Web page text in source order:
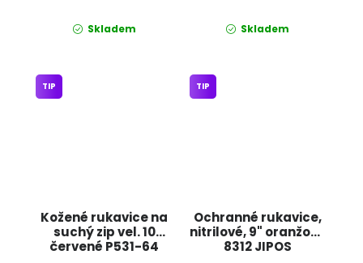
Skladem Skladem
Kožené rukavice na
suchý zip vel. 10
červené P531-64
TIP
Ochranné rukavice,
nitrilové, 9" oranžové
8312 JIPOS
TIP